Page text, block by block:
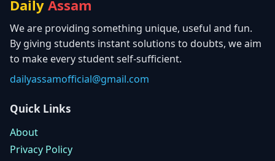
Daily Assam
We are providing something unique, useful and fun.
By giving students instant solutions to doubts, we aim
to make every student self-sufficient.
dailyassamofficial@gmail.com
Quick Links
About
Privacy Policy